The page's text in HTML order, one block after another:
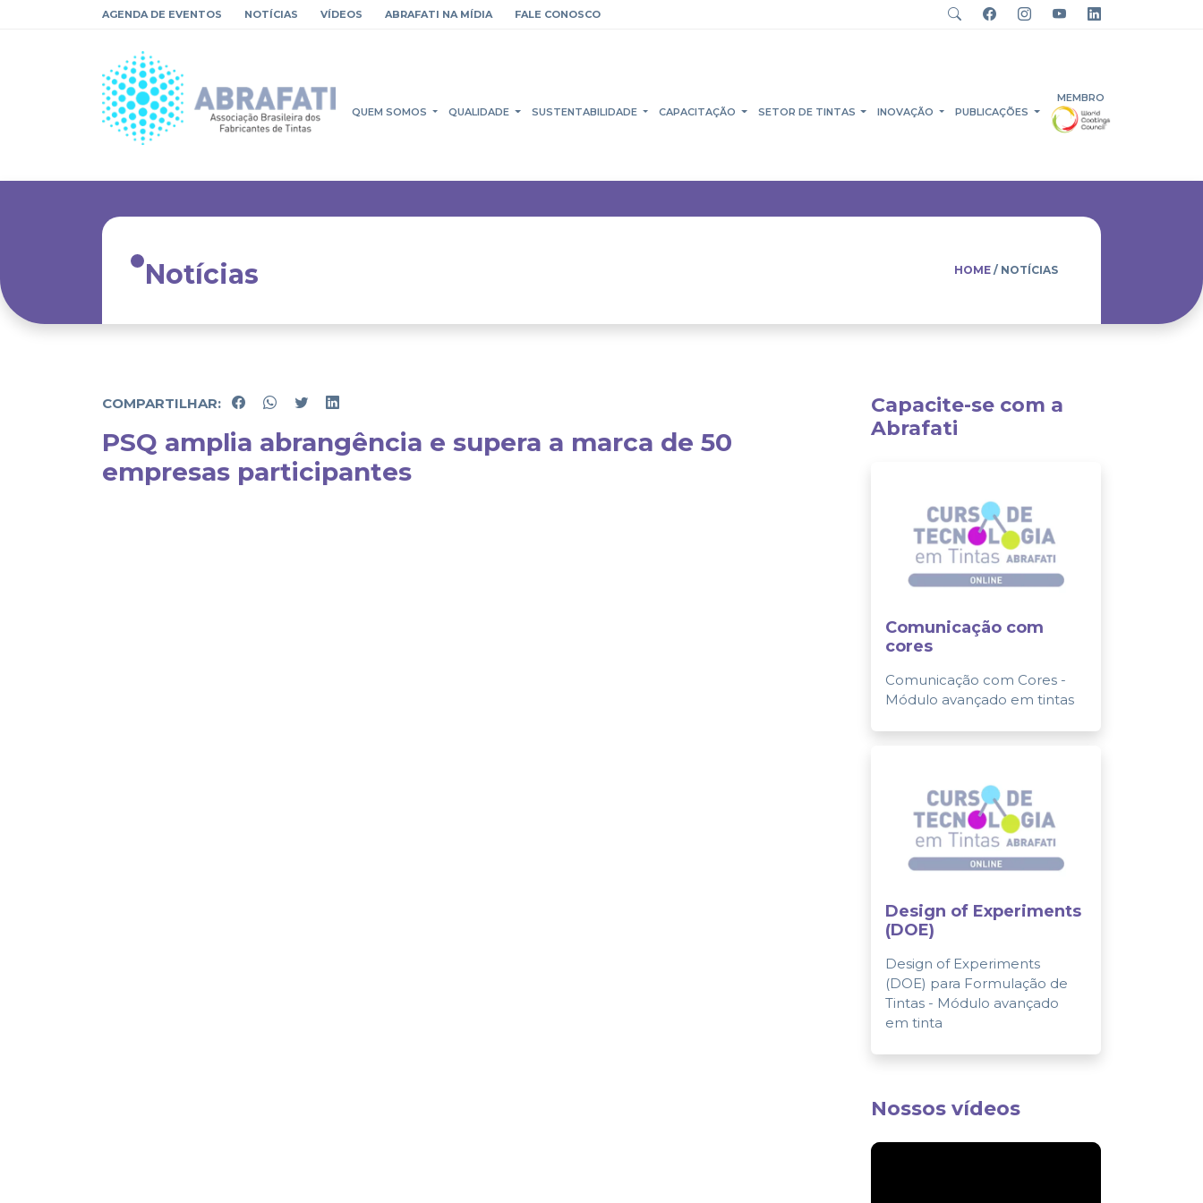
AGENDA DE EVENTOS NOTÍCIAS VÍDEOS ABRAFATI NA MÍDIA FALE CONOSCO
QUEM SOMOS QUALIDADE SUSTENTABILIDADE CAPACITAÇÃO SETOR DE TINTAS INOVAÇÃO PUBLICAÇÕES
MEMBRO
Notícias HOME / NOTÍCIAS
COMPARTILHAR:
PSQ amplia abrangência e supera a marca de 50
empresas participantes
Capacite-se com a
Abrafati
Comunicação com
cores
Comunicação com Cores -
Módulo avançado em tintas
Design of Experiments
(DOE)
Design of Experiments
(DOE) para Formulação de
Tintas - Módulo avançado
em tinta
Nossos vídeos